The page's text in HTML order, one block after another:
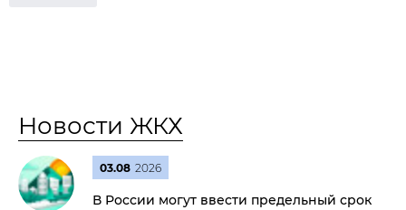
Новости ЖКХ
03.08 2026
В России могут ввести предельный срок